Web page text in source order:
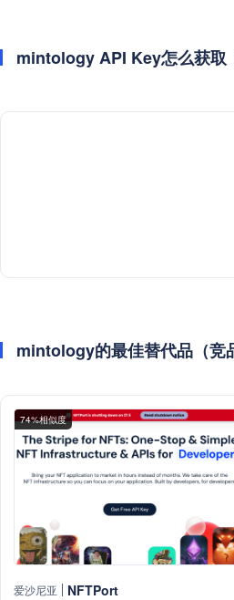
mintology API Key怎么获取
mintology的最佳替代品（竞
74%相似度
爱沙尼亚 NFTPort